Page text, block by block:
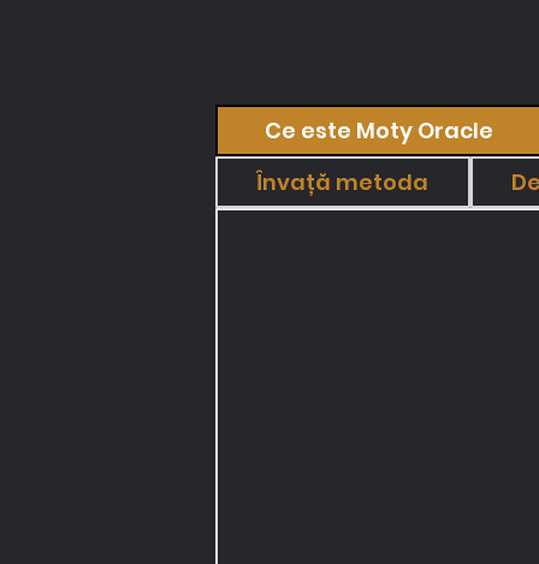
Ce este Moty Oracle
Învață metoda